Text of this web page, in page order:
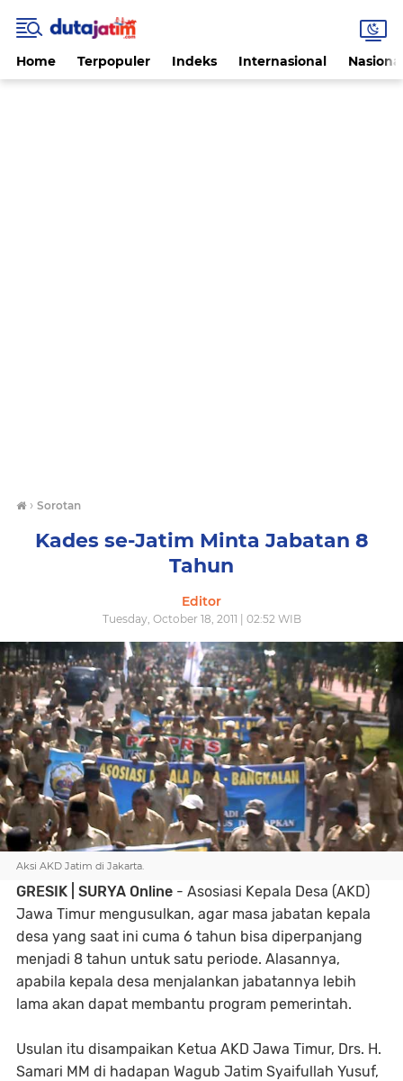
Home Terpopuler Indeks Internasional
› Sorotan
Kades se-Jatim Minta Jabatan 8
Tahun
Editor
Tuesday, October 18, 2011 | 02:52 WIB
Aksi AKD Jatim di Jakarta.
GRESIK | SURYA Online - Asosiasi Kepala Desa (AKD)
Jawa Timur mengusulkan, agar masa jabatan kepala
desa yang saat ini cuma 6 tahun bisa diperpanjang
menjadi 8 tahun untuk satu periode. Alasannya,
apabila kepala desa menjalankan jabatannya lebih
lama akan dapat membantu program pemerintah.
Usulan itu disampaikan Ketua AKD Jawa Timur, Drs. H.
Samari MM di hadapan Wagub Jatim Syaifullah Yusuf,